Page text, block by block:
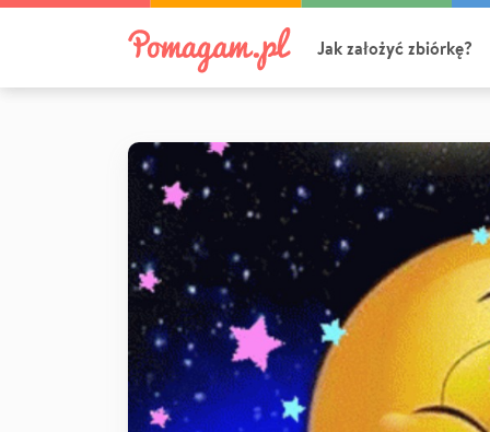
Jak założyć zbiórkę?